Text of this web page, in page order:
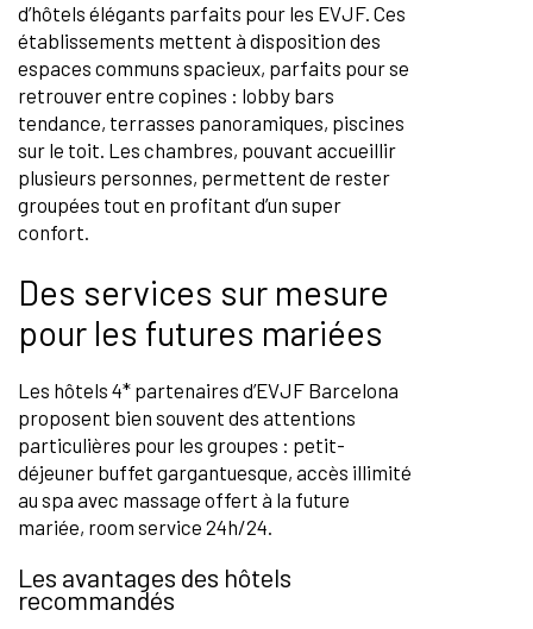
d’hôtels élégants parfaits pour les EVJF. Ces
établissements mettent à disposition des
espaces communs spacieux, parfaits pour se
retrouver entre copines : lobby bars
tendance, terrasses panoramiques, piscines
sur le toit. Les chambres, pouvant accueillir
plusieurs personnes, permettent de rester
groupées tout en profitant d’un super
confort.
Des services sur mesure
pour les futures mariées
Les hôtels 4* partenaires d’EVJF Barcelona
proposent bien souvent des attentions
particulières pour les groupes : petit-
déjeuner buffet gargantuesque, accès illimité
au spa avec massage offert à la future
mariée, room service 24h/24.
Les avantages des hôtels
recommandés